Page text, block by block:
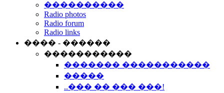
����������
Radio photos
Radio forum
Radio links
���� - ������
�����������
������� �����������
�����
..��� �� ��� ���!